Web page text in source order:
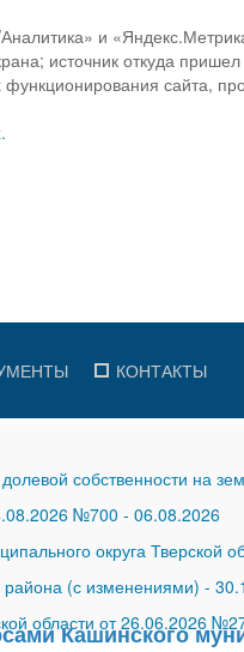
и
источник откуда
сайта,
КОНТАКТЫ
собственности на
№700 - 06.08.2026
округа Тверской
района (с изменениями) -
области от 26.06.2026
Кашинского